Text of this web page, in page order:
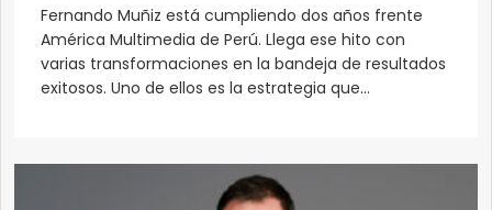
Fernando Muñiz está cumpliendo dos años frente
América Multimedia de Perú. Llega ese hito con
varias transformaciones en la bandeja de resultados
exitosos. Uno de ellos es la estrategia que...